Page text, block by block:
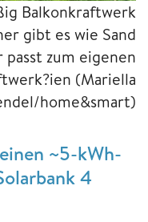
Balkonkraftwerk
gibt es wie Sand
zum eigenen
(Mariella
home&smart)
~5-kWh-
4